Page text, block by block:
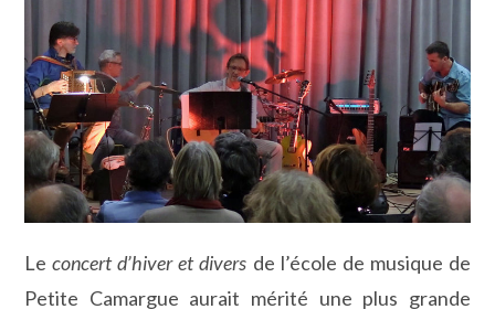
Leconcert d’hiver et divers de l’école de musique de
Petite Camargue aurait mérité une plus grande